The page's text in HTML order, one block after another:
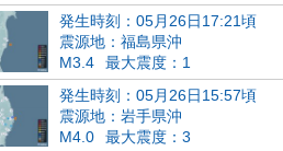
発生時刻：05月26日17:21頃
震源地：福島県沖
M3.4
最大震度：1
発生時刻：05月26日15:57頃
震源地：岩手県沖
M4.0
最大震度：3